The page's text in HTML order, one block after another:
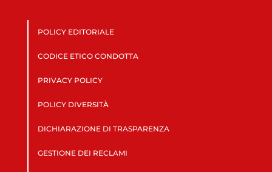
POLICY EDITORIALE
CODICE ETICO CONDOTTA
PRIVACY POLICY
POLICY DIVERSITÀ
DICHIARAZIONE DI TRASPARENZA
GESTIONE DEI RECLAMI